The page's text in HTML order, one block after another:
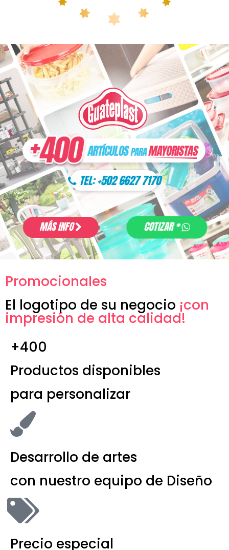
TEL: +502 6627 7170
MÁS INFO COTIZAR *
Promocionales
El logotipo de su negocio ¡con
impresión de alta calidad!
+400
Productos disponibles
para personalizar
Desarrollo de artes
con nuestro equipo de Diseño
Precio especial